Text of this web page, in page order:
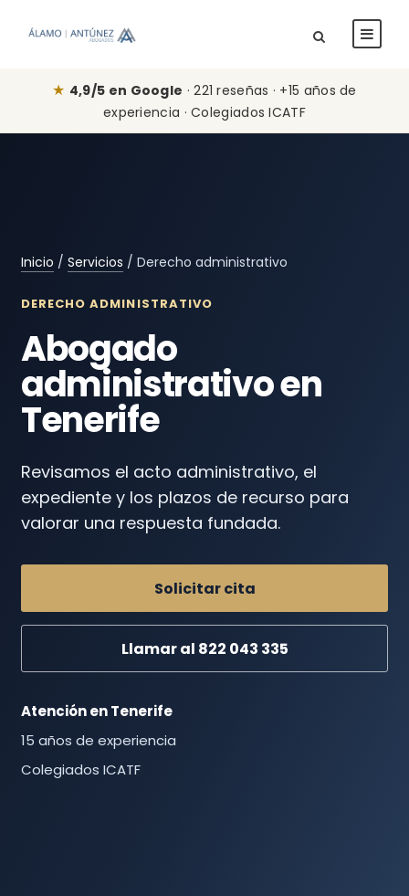
★ 4,9/5 en Google · 221 reseñas · +15 años de
experiencia · Colegiados ICATF
Inicio / Servicios / Derecho administrativo
DERECHO ADMINISTRATIVO
Abogado
administrativo en
Tenerife
Revisamos el acto administrativo, el
expediente y los plazos de recurso para
valorar una respuesta fundada.
Solicitar cita
Llamar al 822 043 335
Atención en Tenerife
15 años de experiencia
Colegiados ICATF